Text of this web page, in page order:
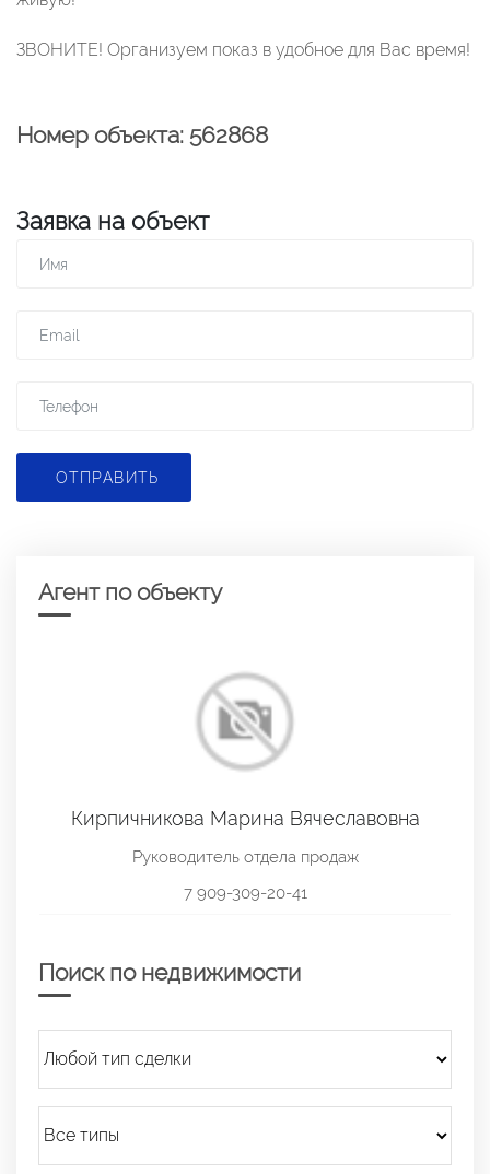
ЗВОНИТЕ! Организуем показ в удобное для Вас время!
Номер объекта: 562868
Заявка на объект
ОТПРАВИТЬ
Агент по объекту
Кирпичникова Марина Вячеславовна
Руководитель отдела продаж
7 909-309-20-41
Поиск по недвижимости